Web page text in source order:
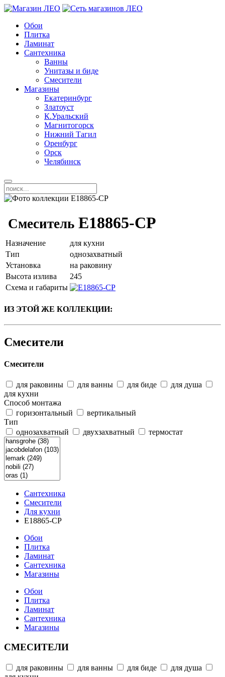
Обои
Плитка
Ламинат
Сантехника
Ванны
Унитазы и биде
Смесители
Магазины
Екатеринбург
Златоуст
К.Уральский
Магнитогорск
Нижний Тагил
Оренбург
Орск
Челябинск
Смеситель E18865-CP
Назначение
для кухни
Тип
однозахватный
Установка
на раковину
Высота излива
245
Схема и габариты
ИЗ ЭТОЙ ЖЕ КОЛЛЕКЦИИ:
Смесители
Смесители
для раковины для ванны для биде
для душа
для кухни
Способ монтажа
горизонтальный
вертикальный
Тип
однозахватный
двухзахватный термостат
Сантехника
Смесители
Для кухни
E18865-CP
Обои
Плитка
Ламинат
Сантехника
Магазины
Обои
Плитка
Ламинат
Сантехника
Магазины
СМЕСИТЕЛИ
для раковины для ванны для биде
для душа